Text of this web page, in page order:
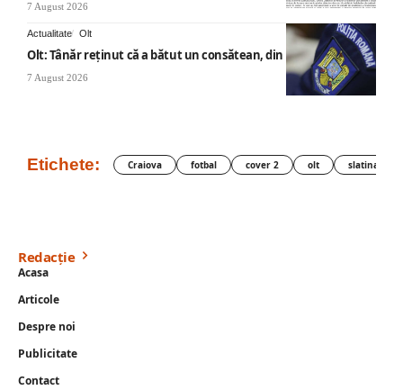
7 August 2026
Actualitate Olt
Olt: Tânăr reţinut că a bătut un consătean, din cauza muzicii
7 August 2026
Etichete: Craiova fotbal cover 2 olt slatina
Redacție
Acasa
Articole
Despre noi
Publicitate
Contact